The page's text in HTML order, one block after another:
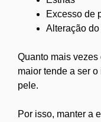
Excesso de
Alteração do
Quanto mais
maior tende a ser
pele.
Por isso, manter a